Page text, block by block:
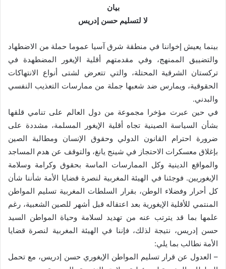
بيان
لا لتسليم حسن إدريس
بينما يعيش إخواننا في منطقة شرق آسيا عموما حملة من الاضطهاد
والتضييق الممنهج، وفي مقدمتهم أقلية الإيغور المضطهدة في
تركستان الشرقية المحتلة، والتي تتعرض لشتى أنواع الانتهاكات
الحقوقية، ويمارس ضد شعبها جملة من ممارسات التعذيب النفسي
والبدني.
في حين عبرت مؤخرا مجموعة من دول العالم على تنامي قلقها
بشأن السياسة الصينية تجاه أقلية الإيغور المسلمة، مشددة على
ضرورة احترام القانون الدولي وحقوق الإنسان ومطالبة الصين
بإغلاق معسكرات الاحتجاز في شينج يانغ، والتوقف عن هدم المساجد
والمواقع الدينية وكل الممارسات الماسة بحقوق وكرامة وسلامة
الإيغوريين. فوجئنا في الهيئة المغربية لنصرة قضايا الأمة شأننا شأن
كل أحرار وفضلاء الوطن، بقرار السلطات المغربية تسليم المواطن
المنتمي للأقلية الإيغورية بعد اعتقاله قبل أشهر للصين الشعبية، رغم
علمها بما قد يترتب عنه من تهديد لسلامة وحياة المواطن السيد
حسن إدريس، نتيجة لذلك، فإننا في الهيئة المغربية لنصرة قضايا
الأمة نطالب بما يلي:
– العدول عن قرار تسليم المواطن الإيغوري حسن إدريس، مع تحمل